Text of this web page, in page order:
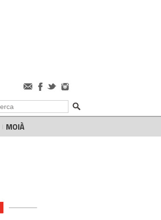
MOIÀ